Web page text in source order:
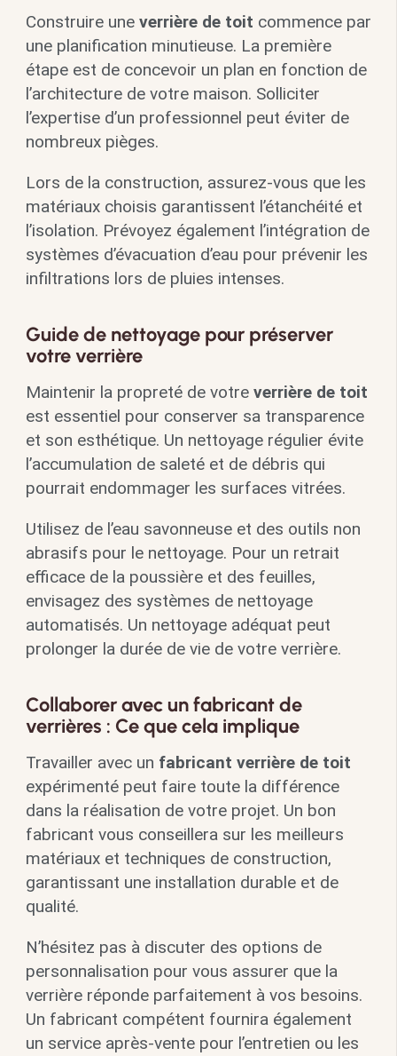
Construire une verrière de toit commence par
une planification minutieuse. La première
étape est de concevoir un plan en fonction de
l’architecture de votre maison. Solliciter
l’expertise d’un professionnel peut éviter de
nombreux pièges.
Lors de la construction, assurez-vous que les
matériaux choisis garantissent l’étanchéité et
l’isolation. Prévoyez également l’intégration de
systèmes d’évacuation d’eau pour prévenir les
infiltrations lors de pluies intenses.
Guide de nettoyage pour préserver
votre verrière
Maintenir la propreté de votre verrière de toit
est essentiel pour conserver sa transparence
et son esthétique. Un nettoyage régulier évite
l’accumulation de saleté et de débris qui
pourrait endommager les surfaces vitrées.
Utilisez de l’eau savonneuse et des outils non
abrasifs pour le nettoyage. Pour un retrait
efficace de la poussière et des feuilles,
envisagez des systèmes de nettoyage
automatisés. Un nettoyage adéquat peut
prolonger la durée de vie de votre verrière.
Collaborer avec un fabricant de
verrières : Ce que cela implique
Travailler avec un fabricant verrière de toit
expérimenté peut faire toute la différence
dans la réalisation de votre projet. Un bon
fabricant vous conseillera sur les meilleurs
matériaux et techniques de construction,
garantissant une installation durable et de
qualité.
N’hésitez pas à discuter des options de
personnalisation pour vous assurer que la
verrière réponde parfaitement à vos besoins.
Un fabricant compétent fournira également
un service après-vente pour l’entretien ou les